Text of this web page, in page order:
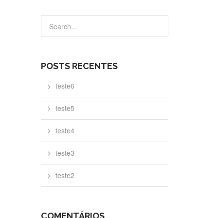
POSTS RECENTES
teste6
teste5
teste4
teste3
teste2
COMENTÁRIOS